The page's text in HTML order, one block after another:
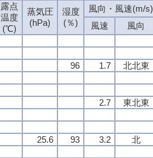
露点
温度
(℃)
蒸気圧
(hPa)
湿度
(％)
風向・風速(m/s)
風速 風向
96 1.7
北北東
2.7
東北東
25.6 93 3.2 北